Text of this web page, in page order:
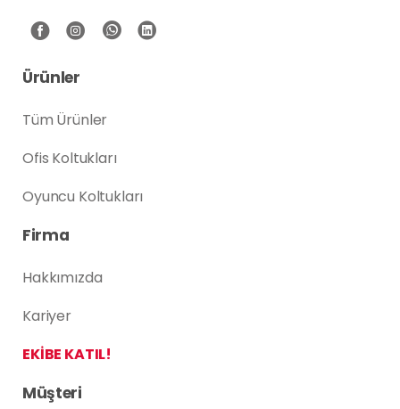
Ürünler
Tüm Ürünler
Ofis Koltukları
Oyuncu Koltukları
Firma
Hakkımızda
Kariyer
EKİBE KATIL!
Müşteri